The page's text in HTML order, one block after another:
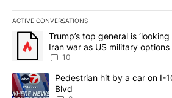
ACTIVE CONVERSATIONS
The following is a list of the most
A trending article titled "Trump’s top
Trump’s top general is
Iran war as US military
sources say
10
A trending article titled "Pedestrian hit
Pedestrian hit by a car on I-
Blvd